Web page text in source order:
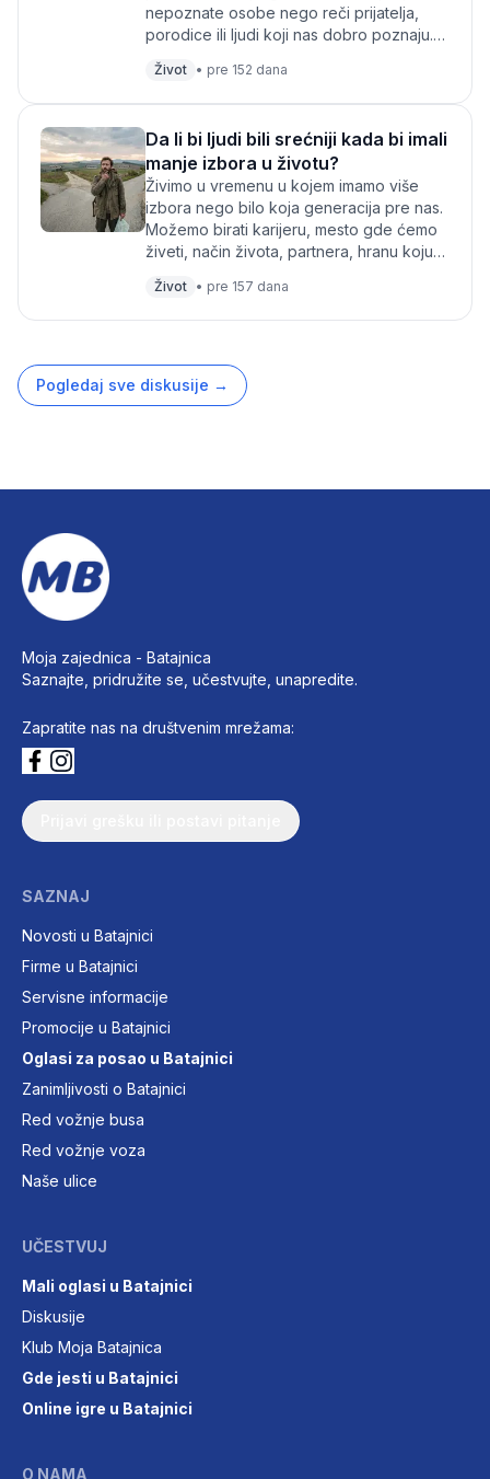
nepoznate osobe nego reči prijatelja,
porodice ili ljudi koji nas dobro poznaju.
inter...
Život • pre 152 dana
Da li bi ljudi bili srećniji kada bi imali
manje izbora u životu?
Živimo u vremenu u kojem imamo više
izbora nego bilo koja generacija pre nas.
Možemo birati karijeru, mesto gde ćemo
živeti, način života, partnera, hranu koju
sv...
Život • pre 157 dana
Pogledaj sve diskusije →
Moja zajednica - Batajnica
Saznajte, pridružite se, učestvujte, unapredite.
Zapratite nas na društvenim mrežama:
SAZNAJ
Novosti u Batajnici
Firme u Batajnici
Servisne informacije
Promocije u Batajnici
Oglasi za posao u Batajnici
Zanimljivosti o Batajnici
Red vožnje busa
Red vožnje voza
Naše ulice
UČESTVUJ
Mali oglasi u Batajnici
Diskusije
Klub Moja Batajnica
Gde jesti u Batajnici
Online igre u Batajnici
O NAMA